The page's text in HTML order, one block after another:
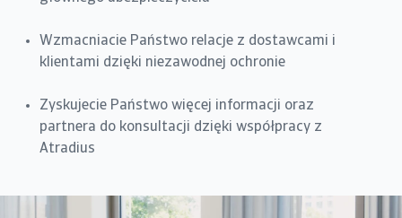
Wzmacniacie Państwo relacje z dostawcami i
klientami dzięki niezawodnej ochronie
Zyskujecie Państwo więcej informacji oraz
partnera do konsultacji dzięki współpracy z
Atradius